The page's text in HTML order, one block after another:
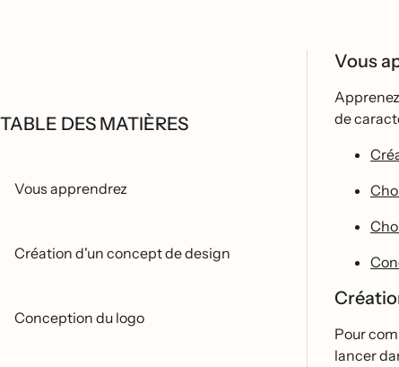
TABLE DES MATIÈRES
Vous apprendrez
Création d'un concept de design
Conception du logo
Vous
de
Pour
lancer